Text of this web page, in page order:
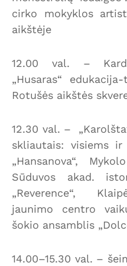
cirko mokyklos
aikštėje
12.00 val. –
„Husaras“
Rotušės aikštės
12.30 val. –
skliautais: visiems ir
„Hansanova“,
Sūduvos akad.
„Reverence“,
jaunimo centro
šokio ansamblis
14.00–15.30 val. –